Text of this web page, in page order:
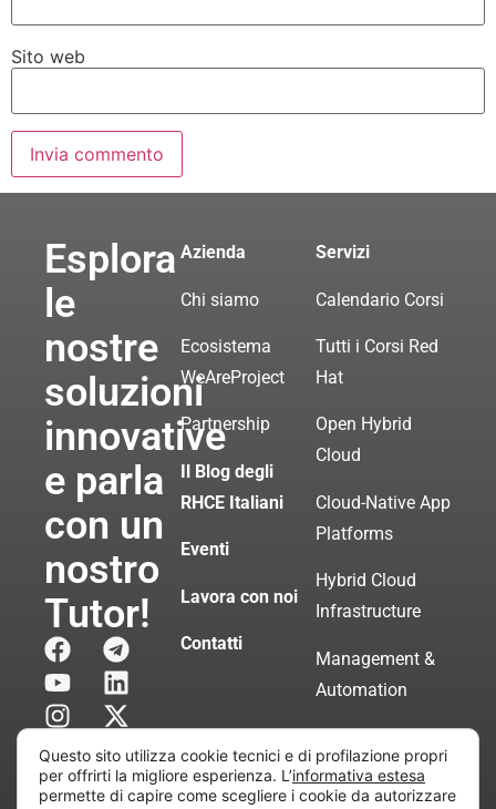
Sito web
Esplora
le
nostre
soluzioni
innovative
e parla
con un
nostro
Tutor!
Azienda
Chi siamo
Ecosistema
WeAreProject
Partnership
Il Blog degli
RHCE Italiani
Eventi
Lavora con noi
Contatti
Servizi
Calendario Corsi
Tutti i Corsi Red
Hat
Open Hybrid
Cloud
Cloud-Native App
Platforms
Hybrid Cloud
Infrastructure
Management &
Automation
Servizi di
Consulenza
Certificata
Questo sito utilizza cookie tecnici e di profilazione propri
per offrirti la migliore esperienza. L’informativa estesa
permette di capire come scegliere i cookie da autorizzare